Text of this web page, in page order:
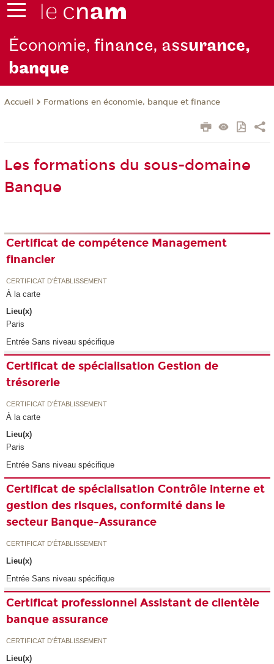
Économie,finance, assurance,
banque
Accueil Formations en économie, banque et finance
Les formations du sous-domaine
Banque
Certificat de compétence Management
financier
CERTIFICAT D'ÉTABLISSEMENT
À la carte
Lieu(x)
Paris
Entrée Sans niveau spécifique
Certificat de spécialisation Gestion de
trésorerie
CERTIFICAT D'ÉTABLISSEMENT
À la carte
Lieu(x)
Paris
Entrée Sans niveau spécifique
Certificat de spécialisation Contrôle interne et
gestion des risques, conformité dans le
secteur Banque-Assurance
CERTIFICAT D'ÉTABLISSEMENT
Lieu(x)
Entrée Sans niveau spécifique
Certificat professionnel Assistant de clientèle
banque assurance
CERTIFICAT D'ÉTABLISSEMENT
Lieu(x)